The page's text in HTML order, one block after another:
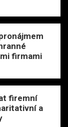
firmami
firemní
a